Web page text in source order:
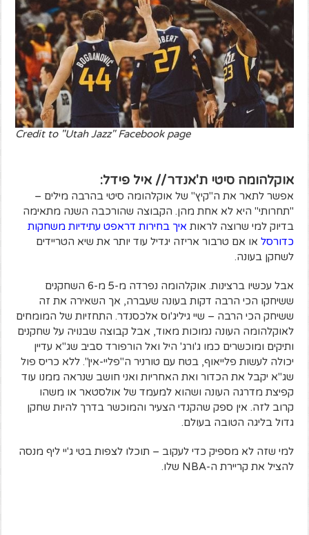
Credit to "Utah Jazz" Facebook page
אוקלהומה סיטי ת'אנדר // איל פידל:
אפשר לתאר את ה"קיץ" של אוקלהומה סיטי בהרבה מילים –
"תחרותי" היא לא אחת מהן. הקבוצה שהורכבה השנה מתאימה
בדיוק למי שרוצה לראות איך בחירות דראפט עתידיות משחקות
כדורסל או אם טרבור אריזה יגדיל עוד יותר את שיא הטריידים
לשחקן בעונה.
אבל עכשיו ברצינות. אוקלהומה נפרדה מ-5 מ-6 השחקנים
ששיחקו הכי הרבה דקות בעונה שעברה, אך השאירה את זה
ששיחק הכי הרבה – שיי גיליג'וס אלכסנדר. התחזיות של המומחים
לאוקלהומה העונה נמוכות מאוד, אבל קבוצה שבנויה על שחקנים
ותיקים ומוכשרים כמו ג'ורג' היל ואל הורפורד סביב שג"א עדיין
יכולה לעשות פלייאוף, בטח עם טורניר ה"פליי-אין". ללא כריס פול
שג"א יקבל את הכדור ואת האחריות ואני חושב שנראה ממנו עוד
קפיצת מדרגה העונה ושהוא למעמד של אולסטאר או משהו
קרוב לזה. אין ספק שהקנדי הצעיר והמוכשר בדרך להיות שחקן
גדול בליגה הטובה בעולם.
למי שזה לא מספיק כדי לעקוב – תוכלו לצפות בטי ג'יי ליף מנסה
להציל את קריירת ה-NBA שלו.